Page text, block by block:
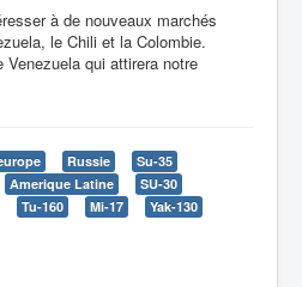
à de nouveaux marchés
le Chili et la Colombie.
Venezuela qui attirera notre
Russie
Su-35
Amerique Latine
SU-30
Tu-160 Mi-17
Yak-130